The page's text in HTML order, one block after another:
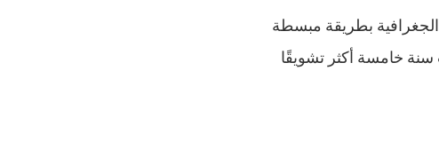
بطريقة مبسطة
خامسة أكثر تشويقًا